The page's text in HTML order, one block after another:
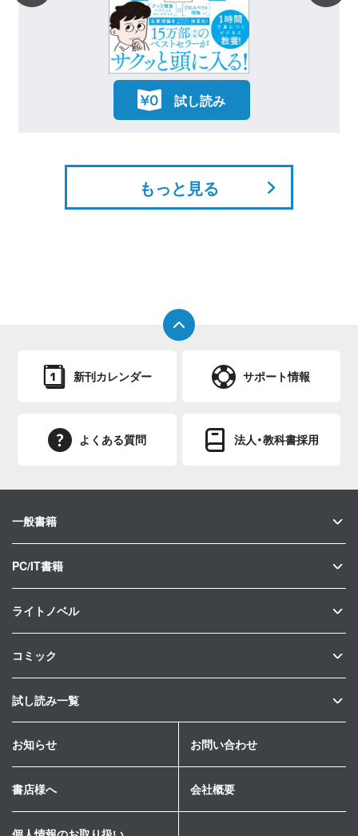
もっと見る
新刊カレンダー サポート情報
よくある質問 法人・教科書採用
一般書籍
PC/IT書籍
ライトノベル
コミック
試し読み一覧
お知らせ お問い合わせ
書店様へ 会社概要